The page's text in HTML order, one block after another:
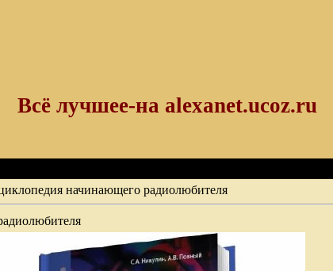
Всё лучшее-на alexanet.ucoz.ru
начинающего радиолюбителя